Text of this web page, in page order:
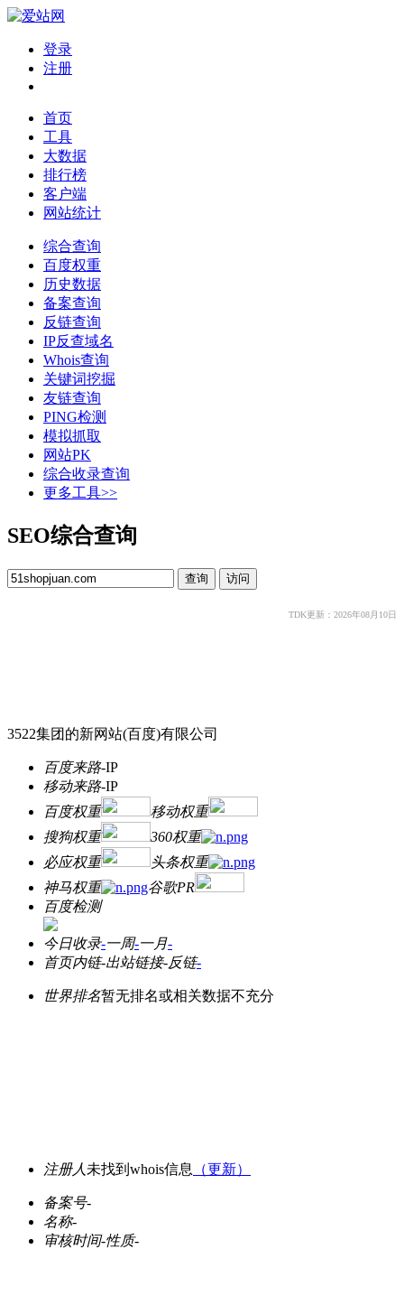
登录
注册
首页
工具
大数据
排行榜
客户端
网站统计
综合查询
百度权重
历史数据
备案查询
反链查询
IP反查域名
Whois查询
关键词挖掘
友链查询
PING检测
模拟抓取
网站PK
综合收录查询
更多工具>>
SEO综合查询
TDK更新：2026年08月10日
3522集团的新网站(百度)有限公司
百度来路-IP
移动来路-IP
百度权重
移动权重
搜狗权重
360权重
必应权重
头条权重
神马权重
谷歌PR
百度检测
今日收录-一周-一月-
首页内链-出站链接-反链-
世界排名暂无排名或相关数据不充分
注册人 未找到whois信息 （更新）
备案号-
名称-
审核时间-性质-